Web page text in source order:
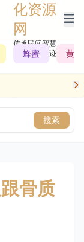
化资源
网
传承民间智慧，
记录历史轨迹
蜂蜜 黄芪
搜索
骨质